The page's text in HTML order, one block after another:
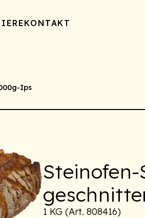
KONTAKT
Ips
1 KG (Art. 808416)